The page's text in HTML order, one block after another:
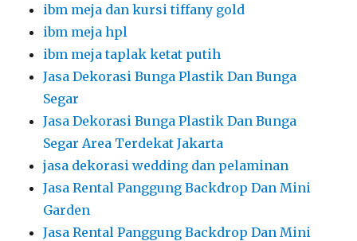
ibm meja dan kursi tiffany gold
ibm meja hpl
ibm meja taplak ketat putih
Jasa Dekorasi Bunga Plastik Dan Bunga
Segar
Jasa Dekorasi Bunga Plastik Dan Bunga
Segar Area Terdekat Jakarta
jasa dekorasi wedding dan pelaminan
Jasa Rental Panggung Backdrop Dan Mini
Garden
Jasa Rental Panggung Backdrop Dan Mini